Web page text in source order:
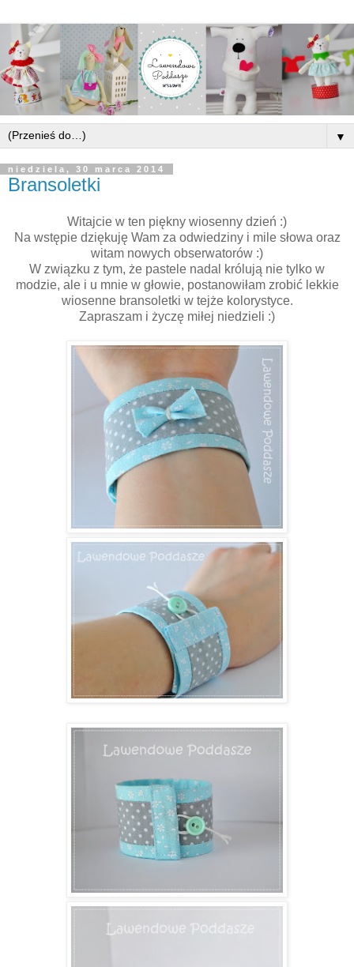
▼
niedziela, 30 marca 2014
Bransoletki
Witajcie w ten piękny wiosenny dzień :)
Na wstępie dziękuję Wam za odwiedziny i mile słowa oraz
witam nowych obserwatorów :)
W związku z tym, że pastele nadal królują nie tylko w
modzie, ale i u mnie w głowie, postanowiłam zrobić lekkie
wiosenne bransoletki w tejże kolorystyce.
Zapraszam i życzę miłej niedzieli :)